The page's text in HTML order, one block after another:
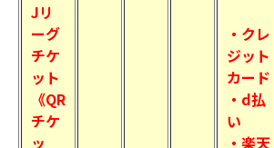
Jリ
ーグ
チケ
ット
《QR
チケ
ッ
・クレ
ジット
カード
・d払
い
・楽天